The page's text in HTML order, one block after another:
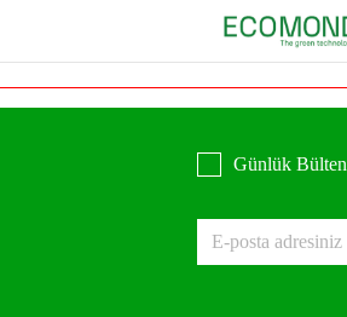
Günlük Bülten